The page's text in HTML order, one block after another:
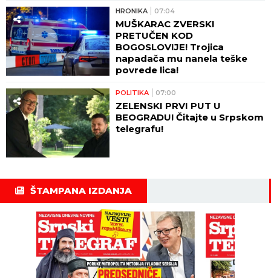
HRONIKA 07:04
MUŠKARAC ZVERSKI
PRETUČEN KOD
BOGOSLOVIJE! Trojica
napadača mu nanela teške
povrede lica!
POLITIKA 07:00
ZELENSKI PRVI PUT U
BEOGRADU! Čitajte u Srpskom
telegrafu!
ŠTAMPANA IZDANJA